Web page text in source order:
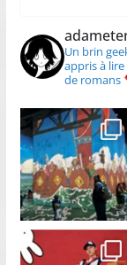
Un brin
appris à
de romans